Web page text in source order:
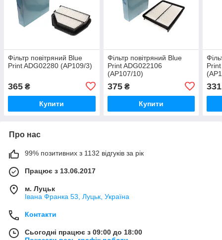
Фільтр повітряний Blue
Print ADG02280 (AP109/3)
365 ₴
Купити
Фільтр повітряний Blue
Print ADG022106
(AP107/10)
375₴
Купити
331
Про нас
99% позитивних з 1132 відгуків за рік
Працює з 13.06.2017
м. Луцьк
Івана Франка 53, Луцьк, Україна
Контакти
Сьогодні працює з 09:00 до 18:00